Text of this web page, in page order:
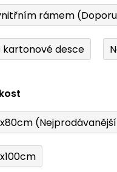
5
hvězdiček.
rámem
kartonové desce